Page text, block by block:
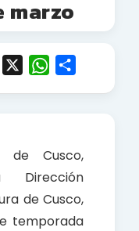
marzo
W
p
p
de Cusco,
de Cusco,
temporada